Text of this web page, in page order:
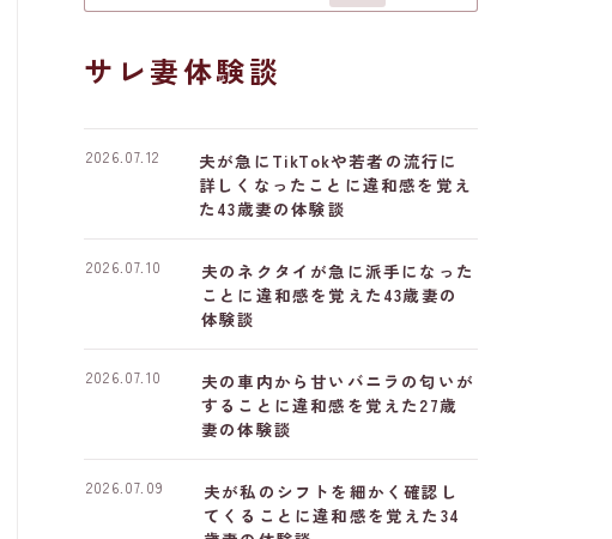
サレ妻体験談
夫が急にTikTokや若者の流行に
詳しくなったことに違和感を覚え
た43歳妻の体験談
2026.07.12
夫のネクタイが急に派手になった
ことに違和感を覚えた43歳妻の
体験談
2026.07.10
夫の車内から甘いバニラの匂いが
することに違和感を覚えた27歳
妻の体験談
2026.07.10
夫が私のシフトを細かく確認し
てくることに違和感を覚えた34
2026.07.09